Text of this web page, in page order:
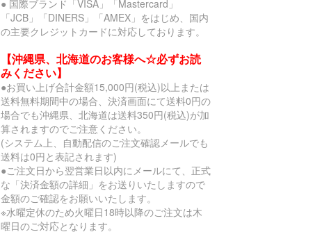
● 国際ブランド「VISA」「Mastercard」
「JCB」「DINERS」「AMEX」をはじめ、国内
の主要クレジットカードに対応しております。
【沖縄県、北海道のお客様へ☆必ずお読
みください】
●お買い上げ合計金額15,000円(税込)以上または
送料無料期間中の場合、決済画面にて送料0円の
場合でも沖縄県、北海道は送料350円(税込)が加
算されますのでご注意ください。
(システム上、自動配信のご注文確認メールでも
送料は0円と表記されます)
●ご注文日から翌営業日以内にメールにて、正式
な「決済金額の詳細」をお送りいたしますので
金額のご確認をお願いいたします。
※水曜定休のため火曜日18時以降のご注文は木
曜日のご対応となります。